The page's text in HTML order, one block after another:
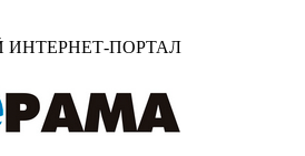
ПОРТАЛ